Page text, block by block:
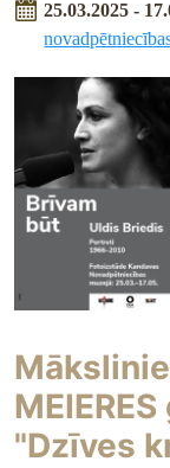
25.03.2025 -
"Dzīves